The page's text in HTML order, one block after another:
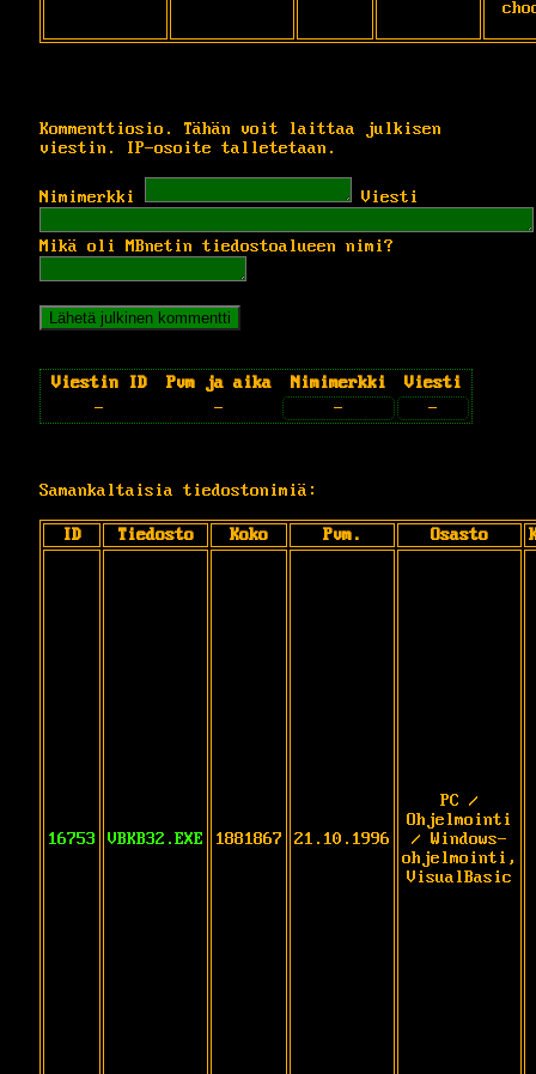
Kommenttiosio. Tähän voit laittaa julkisen
viestin. IP-osoite talletetaan.
Nimimerkki Viesti
Mikä oli MBnetin tiedostoalueen nimi?
Viestin ID Pvm ja aika Nimimerkki
Viesti
-
- - -
Samankaltaisia tiedostonimiä:
ID Tiedosto Koko Pvm. Osasto
16753 VBKB32.EXE 1881867 21.10.1996
PC /
Ohjelmointi
/ Windows-
ohjelmointi,
VisualBasic